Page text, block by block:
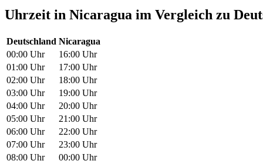
Uhrzeit in Nicaragua im Vergleich zu
Deutschland Nicaragua
00:00 Uhr
16:00 Uhr
01:00 Uhr
17:00 Uhr
02:00 Uhr
18:00 Uhr
03:00 Uhr
19:00 Uhr
04:00 Uhr
20:00 Uhr
05:00 Uhr
21:00 Uhr
06:00 Uhr
22:00 Uhr
07:00 Uhr
23:00 Uhr
08:00 Uhr
00:00 Uhr